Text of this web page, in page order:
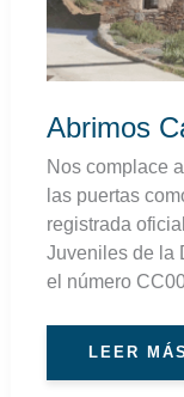
Abrimos
Nos complace
las puertas
registrada
Juveniles de la
el número
LEER MÁS